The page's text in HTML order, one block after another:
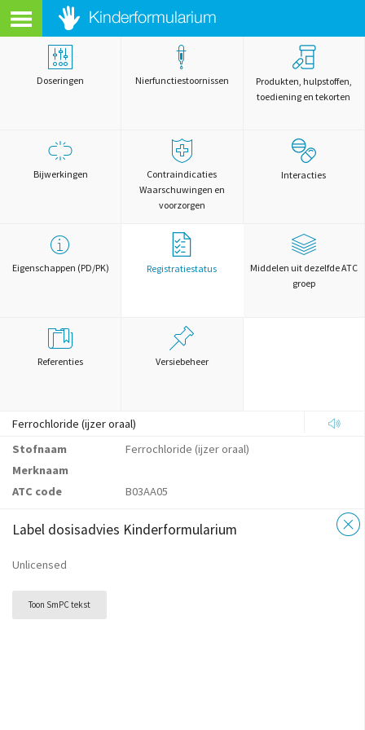
Doseringen Nierfunctiestoornissen
Produkten, hulpstoffen,
toediening en tekorten
Bijwerkingen
Contraindicaties
Waarschuwingen en
voorzorgen
Interacties
Eigenschappen (PD/PK) Registratiestatus
Middelen uit dezelfde ATC
groep
Referenties Versiebeheer
Ferrochloride (ijzer oraal)
Stofnaam
Ferrochloride (ijzer oraal)
Merknaam
ATC code
B03AA05
Label dosisadvies Kinderformularium
Unlicensed
Toon SmPC tekst